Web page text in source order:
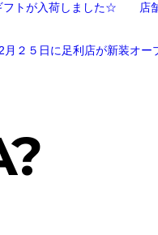
フトが入荷しました☆ 店舗
５日に足利店が新装オー